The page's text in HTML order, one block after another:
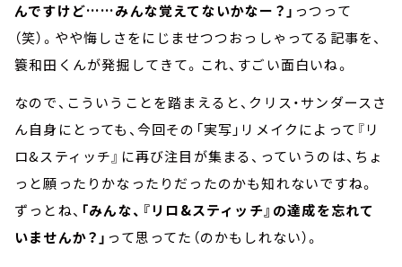
んですけど……みんな覚えてないかなー？」 っつって
（笑）。やや悔しさをにじませつつおっしゃってる記事を、
簑和田くんが発掘してきて。これ、すごい面白いね。
なので、こういうことを踏まえると、クリス・サンダースさ
ん自身にとっても、今回その「実写」リメイクによって『リ
ロ&スティッチ』に再び注目が集まる、っていうのは、ちょ
っと願ったりかなったりだったのかも知れないですね。
ずっとね、 「みんな、『リロ&スティッチ』の達成を忘れて
いませんか？」 って思ってた（のかもしれない）。